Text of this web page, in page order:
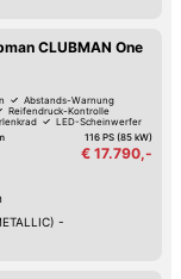
CLUBMAN One
Abstands-Warnung
Reifendruck-Kontrolle
LED-Scheinwerfer
116 PS (85 kW)
€ 17.790,-
-